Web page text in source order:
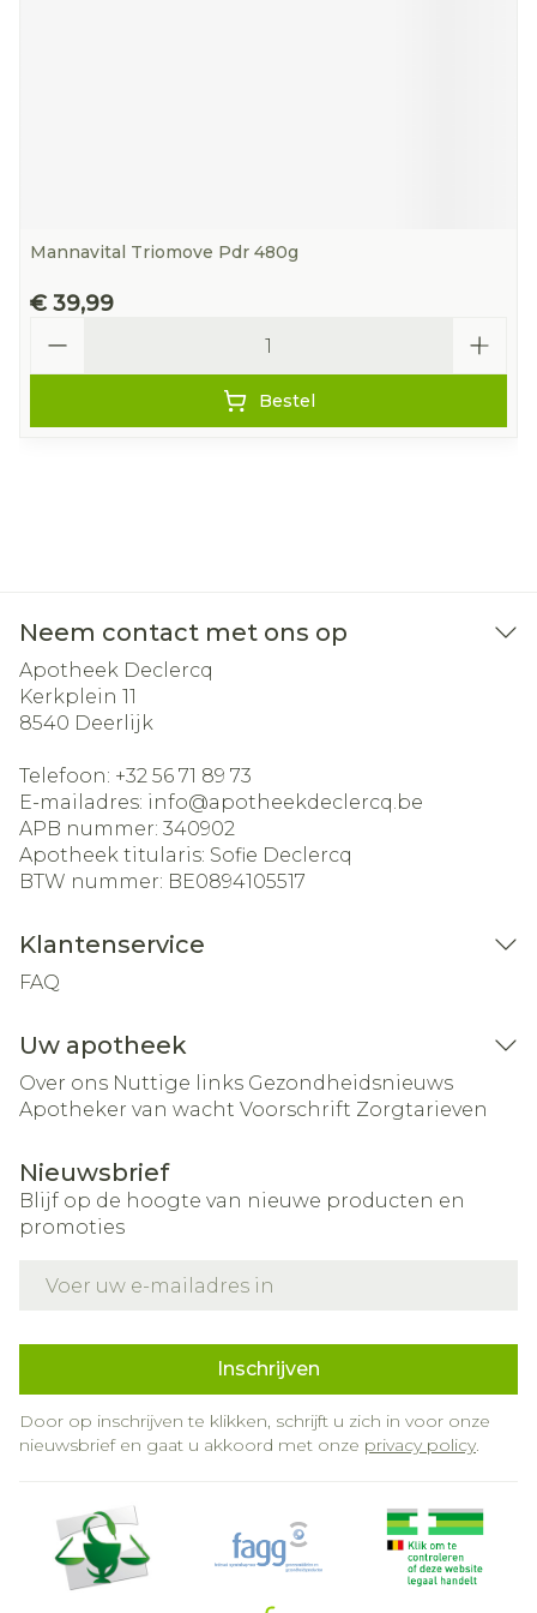
Mannavital Triomove Pdr 480g
€ 39,99
Bestel
Neem contact met ons op
Apotheek Declercq
Kerkplein 11
8540 Deerlijk
Telefoon: +32 56 71 89 73
E-mailadres: info@apotheekdeclercq.be
APB nummer: 340902
Apotheek titularis: Sofie Declercq
BTW nummer: BE0894105517
Klantenservice
FAQ
Uw apotheek
Over ons Nuttige links Gezondheidsnieuws
Apotheker van wacht Voorschrift Zorgtarieven
Nieuwsbrief
Blijf op de hoogte van nieuwe producten en
promoties
Inschrijven
Door op inschrijven te klikken, schrijft u zich in voor onze
nieuwsbrief en gaat u akkoord met onze privacy policy.